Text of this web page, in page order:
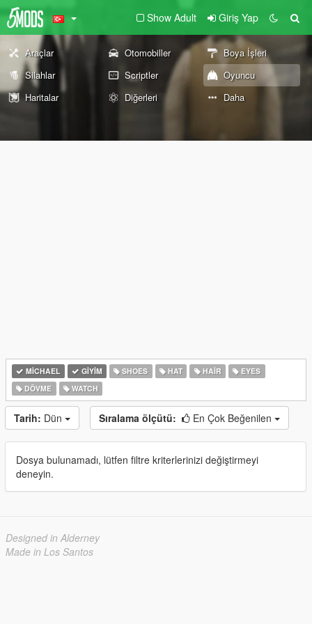
Show Adult Giriş Yap
Araçlar Otomobiller
Boya İşleri
Silahlar
Scriptler
Oyuncu
Haritalar
Diğerleri Daha
MICHAEL GIYIM SHOES HAT HAIR
EYES
DÖVME
WATCH
Tarih: Dün Sıralama ölçütü: En Çok Beğenilen
Dosya bulunamadı, lütfen filtre kriterlerinizi değiştirmeyi
deneyin.
Designed in Alderney
Made in Los Santos